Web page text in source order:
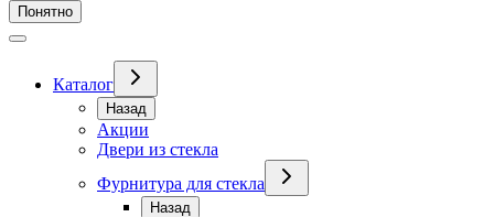
Понятно
Каталог
Назад
Акции
Двери из стекла
Фурнитура для стекла
Назад